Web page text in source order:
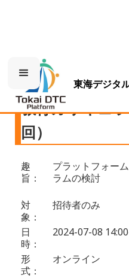
東海デジタ
教育カリキュ
回）
趣
旨：
プラットフォー
ラムの検討
対
象：
招待者のみ
日
時：
2024-07-08
形
式：
オンライン